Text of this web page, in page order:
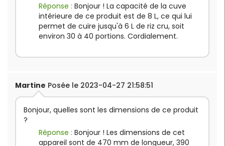
Réponse : Bonjour ! La capacité de la cuve
intérieure de ce produit est de 8 L, ce qui lui
permet de cuire jusqu'à 6 L de riz cru, soit
environ 30 à 40 portions. Cordialement.
Martine Posée le 2023-04-27 21:58:51
Bonjour, quelles sont les dimensions de ce produit
?
Réponse : Bonjour ! Les dimensions de cet
appareil sont de 470 mm de longueur, 390